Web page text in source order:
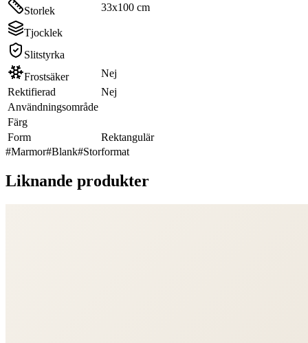
Storlek 33x100 cm
Tjocklek
Slitstyrka
Frostsäker
Nej
Rektifierad
Nej
Användningsområde
Färg
Form
Rektangulär
#Marmor#Blank#Storformat
Liknande produkter